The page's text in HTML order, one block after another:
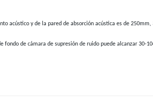
acústico y de la pared de absorción acústica es de
fondo de cámara de supresión de ruido puede alcanzar 30-